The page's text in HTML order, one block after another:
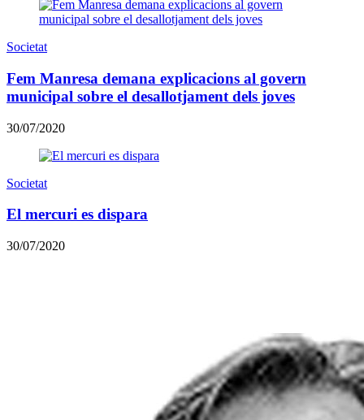
Societat
Fem Manresa demana explicacions al govern
municipal sobre el desallotjament dels joves
30/07/2020
Societat
El mercuri es dispara
30/07/2020